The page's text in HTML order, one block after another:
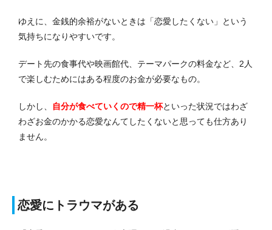
ゆえに、金銭的余裕がないときは「恋愛したくない」という
気持ちになりやすいです。
デート先の食事代や映画館代、テーマパークの料金など、2人
で楽しむためにはある程度のお金が必要なもの。
しかし、 自分が食べていくので精一杯といった状況ではわざ
わざお金のかかる恋愛なんてしたくないと思っても仕方あり
ません。
恋愛にトラウマがある